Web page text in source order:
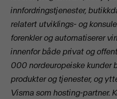
innfordringstjenester,
relatert utviklings- og
forenkler og automatiserer
innenfor både privat og
000 nordeuropeiske kunder
produkter og tjenester, og
Visma som hosting-partner.